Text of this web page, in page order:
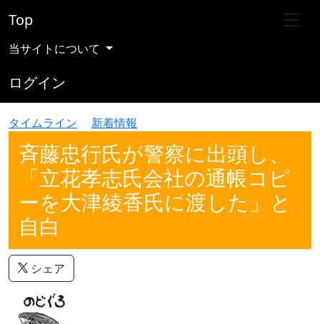
Top
当サイトについて
ログイン
タイムライン 新着情報
斉藤忠行氏が警察に出頭し、
「立花孝志氏会社の通帳コピ
ーを大津綾香氏に渡した」と
自白
シェア